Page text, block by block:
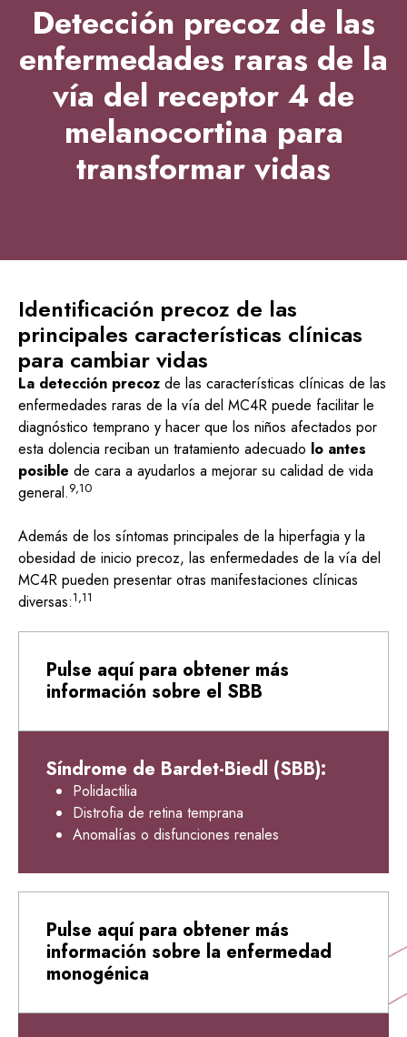
Detección precoz de las
enfermedades raras de la
vía del receptor 4 de
melanocortina para
transformar vidas
Identificación precoz de las
principales características clínicas
para cambiar vidas
La detección precoz de las características clínicas de las
enfermedades raras de la vía del MC4R puede facilitar le
diagnóstico temprano y hacer que los niños afectados por
esta dolencia reciban un tratamiento adecuado lo antes
posible de cara a ayudarlos a mejorar su calidad de vida
general.9,10
Además de los síntomas principales de la hiperfagia y la
obesidad de inicio precoz, las enfermedades de la vía del
MC4R pueden presentar otras manifestaciones clínicas
diversas:1,11
Pulse aquí para obtener más
información sobre el SBB
Síndrome de Bardet-Biedl (SBB):
Polidactilia
Distrofia de retina temprana
Anomalías o disfunciones renales
Pulse aquí para obtener más
información sobre la enfermedad
monogénica